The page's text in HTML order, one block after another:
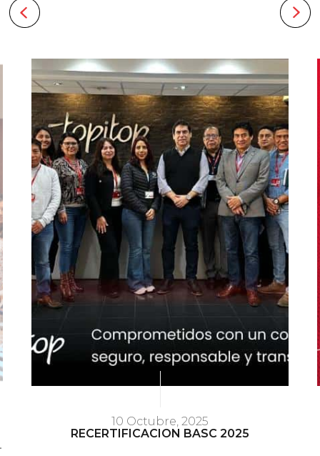
10 Octubre, 2025
RECERTIFICACION BASC 2025